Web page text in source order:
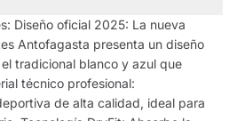
Diseño oficial 2025: La nueva
Antofagasta presenta un diseño
tradicional blanco y azul que
técnico profesional:
de alta calidad, ideal para